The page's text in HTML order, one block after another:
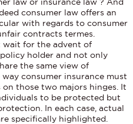
consumer law offers an
with regards to consumer
contracts termes.
wait for the advent of
holder and not only
the same view of
consumer insurance must
on those two majors hinges. It
to be protected but
In each case, actual
specifically highlighted.